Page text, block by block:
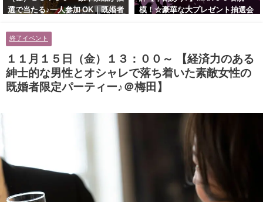
選で当たる♪一人参加 OK｜既婚者
に余裕のある健康的なオシャレ男
性と美容好きで優しさのある大人
女性の既婚者限定ビッグパーティ
ー♪＠池袋】
模！☆豪華な大プレゼント抽選会
ティー♪＠茶屋町】
終了イベント
１１月１５日（金）１３：００～ 【経済力のある
紳士的な男性とオシャレで落ち着いた素敵女性の
既婚者限定パーティー♪＠梅田】